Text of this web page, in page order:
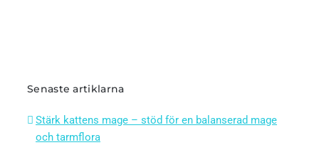
Senaste artiklarna
Stärk kattens mage – stöd för en balanserad mage
och tarmflora